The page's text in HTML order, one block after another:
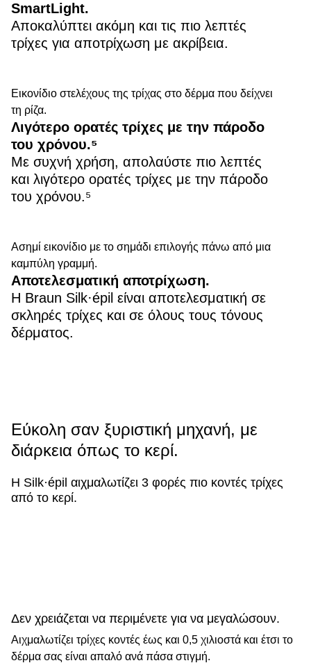
SmartLight.
Αποκαλύπτει ακόμη και τις πιο λεπτές
τρίχες για αποτρίχωση με ακρίβεια.
Εικονίδιο στελέχους της τρίχας στο δέρμα που δείχνει
τη ρίζα.
Λιγότερο ορατές τρίχες με την πάροδο
του χρόνου.⁵
Με συχνή χρήση, απολαύστε πιο λεπτές
και λιγότερο ορατές τρίχες με την πάροδο
του χρόνου.⁵
Ασημί εικονίδιο με το σημάδι επιλογής πάνω από μια
καμπύλη γραμμή.
Αποτελεσματική αποτρίχωση.
Η Braun Silk·épil είναι αποτελεσματική σε
σκληρές τρίχες και σε όλους τους τόνους
δέρματος.
Εύκολη σαν ξυριστική μηχανή, με
διάρκεια όπως το κερί.
Η Silk·épil αιχμαλωτίζει 3 φορές πιο κοντές τρίχες
από το κερί.
Δεν χρειάζεται να περιμένετε για να μεγαλώσουν.
Αιχμαλωτίζει τρίχες κοντές έως και 0,5 χιλιοστά και έτσι το
δέρμα σας είναι απαλό ανά πάσα στιγμή.